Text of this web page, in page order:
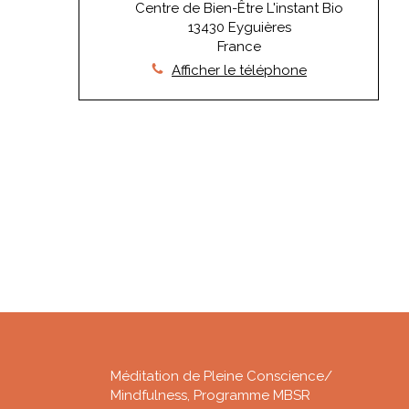
Centre de Bien-Être L'instant Bio
13430 Eyguières
France
Afficher le téléphone
Méditation de Pleine Conscience/
Mindfulness, Programme MBSR